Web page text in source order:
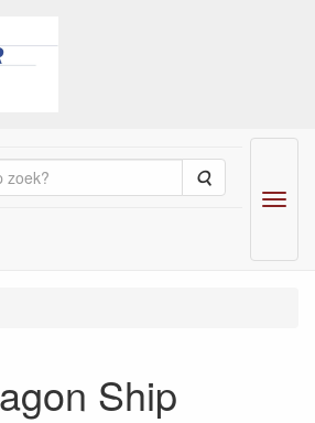
Zoeken
Menu
Ship